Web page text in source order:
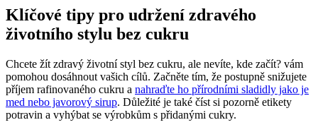
Klíčové tipy pro udržení zdravého
životního stylu bez cukru
Chcete žít zdravý životní styl bez cukru, ale nevíte, kde začít? vám
pomohou dosáhnout vašich cílů. Začněte tím, že postupně snižujete
příjem rafinovaného cukru a nahraďte ho přírodními sladidly jako je
med nebo javorový sirup. Důležité je také číst si pozorně etikety
potravin a vyhýbat se výrobkům s přidanými cukry.